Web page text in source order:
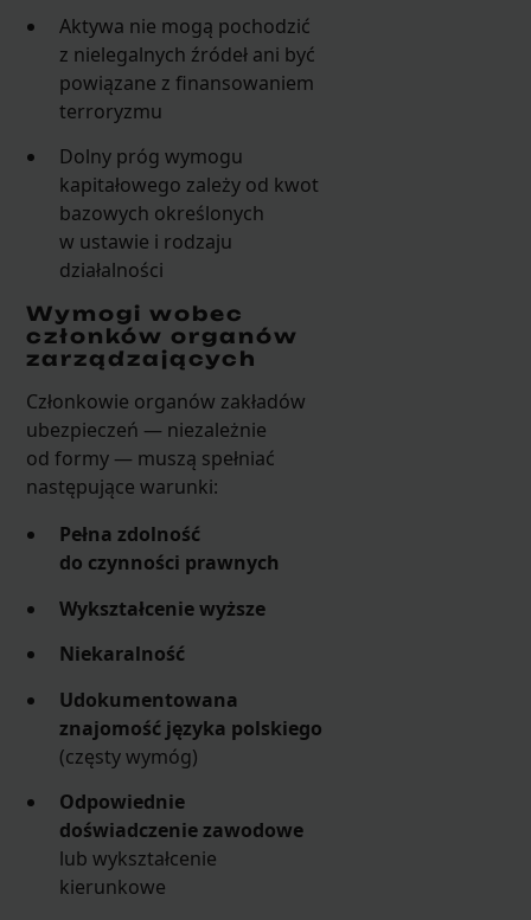
Aktywa nie mogą pochodzić
z nielegalnych źródeł ani być
powiązane z finansowaniem
terroryzmu
Dolny próg wymogu
kapitałowego zależy od kwot
bazowych określonych
w ustawie i rodzaju
działalności
Wymogi wobec
członków organów
zarządzających
Członkowie organów zakładów
ubezpieczeń — niezależnie
od formy — muszą spełniać
następujące warunki:
Pełna zdolność
do czynności prawnych
Wykształcenie wyższe
Niekaralność
Udokumentowana
znajomość języka polskiego
(częsty wymóg)
Odpowiednie
doświadczenie zawodowe
lub wykształcenie
kierunkowe